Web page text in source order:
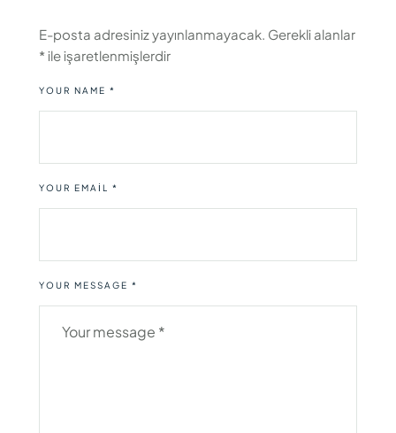
E-posta adresiniz yayınlanmayacak. Gerekli alanlar
* ile işaretlenmişlerdir
YOUR MESSAGE *
YOUR NAME *
YOUR EMAIL *